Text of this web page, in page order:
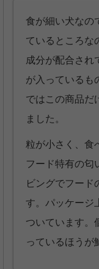
食が細い犬なの
ているところな
成分が配合され
が入っているも
ではこの商品だ
ました。
粒が小さく、食
フード特有の匂
ビングでフード
す。パッケージ
ついています。
っているほうが